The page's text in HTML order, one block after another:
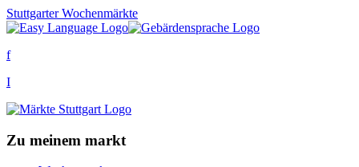
Stuttgarter Wochenmärkte
f
I
Zu meinem markt